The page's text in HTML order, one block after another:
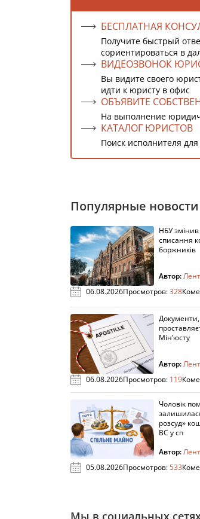
БЕСПЛАТНАЯ
Получите быстрый
сориентироваться в
ВИДЕОЗВОНОК
Вы видите своего
идти к юристу в офис
ОБЪЯВИТЕ
На выполнение
КАТАЛОГ ЮРИСТОВ
Поиск исполнителя
Популярные новости
НБУ
списання
боржників
Автор:
06.08.2026Просмотров:328
Мін’юсту
Автор:
06.08.2026Просмотров: 119
Чоловік
розсуд»
ВС у сп
Автор:
05.08.2026Просмотров:533
Мы в социальных